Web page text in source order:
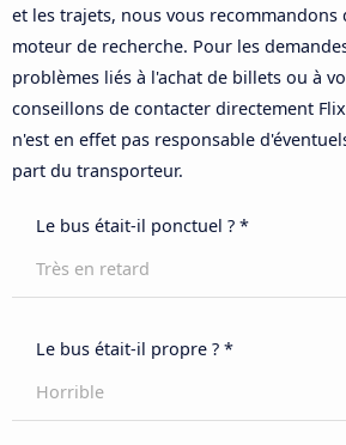
et les trajets, nous vous
moteur de recherche. Pour les
problèmes liés à l'achat de billets ou à
conseillons de contacter directement
n'est en effet pas responsable
part du transporteur.
Le bus était-il ponctuel ? *
Très en retard
Le bus était-il propre ? *
Horrible